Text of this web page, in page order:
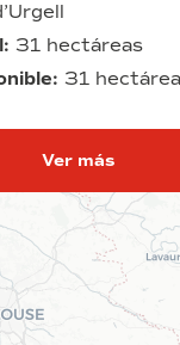
31 hectáreas
31
Ver más